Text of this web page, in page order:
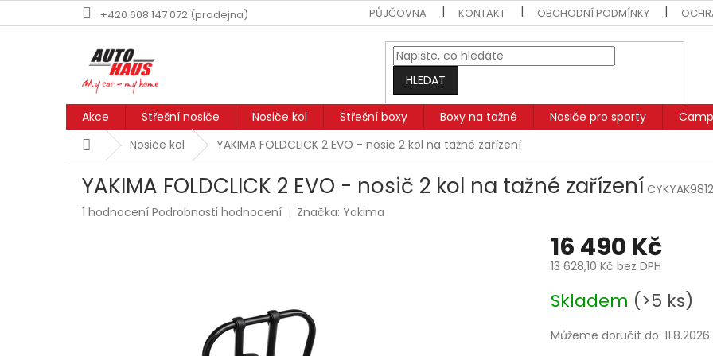
na
+420 608 147 072 (prodejna) PŮJČOVNA KONTAKT OBCHODNÍ PODMÍNKY
HLEDAT
Akce Střešní nosiče Nosiče kol Střešní boxy Boxy na tažné Nosiče pro sporty
DomůNosiče kol YAKIMA FOLDCLICK 2 EVO - nosič 2 kol na tažné zařízení
YAKIMA FOLDCLICK 2 EVO - nosič 2 kol na tažné zařízení
Průměrné
1 hodnocení Podrobnosti hodnocení Značka:Yakima
16 490 Kč
13 628,10 Kč bez DPH
cena:
Skladem (>5 ks)
Můžeme doručit do: 11.8.2026